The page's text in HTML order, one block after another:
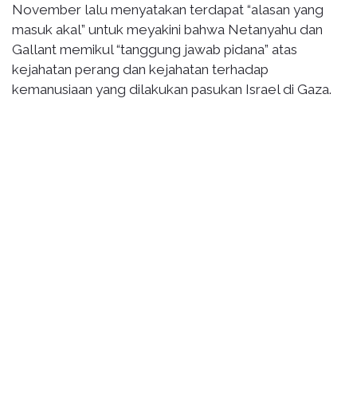
November lalu menyatakan terdapat “alasan yang
masuk akal” untuk meyakini bahwa Netanyahu dan
Gallant memikul “tanggung jawab pidana” atas
kejahatan perang dan kejahatan terhadap
kemanusiaan yang dilakukan pasukan Israel di Gaza.